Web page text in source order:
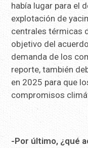
había lugar para el
explotación de
centrales térmicas
objetivo del
demanda de los
reporte, también
en 2025 para que
compromisos
-Por último, ¿qué